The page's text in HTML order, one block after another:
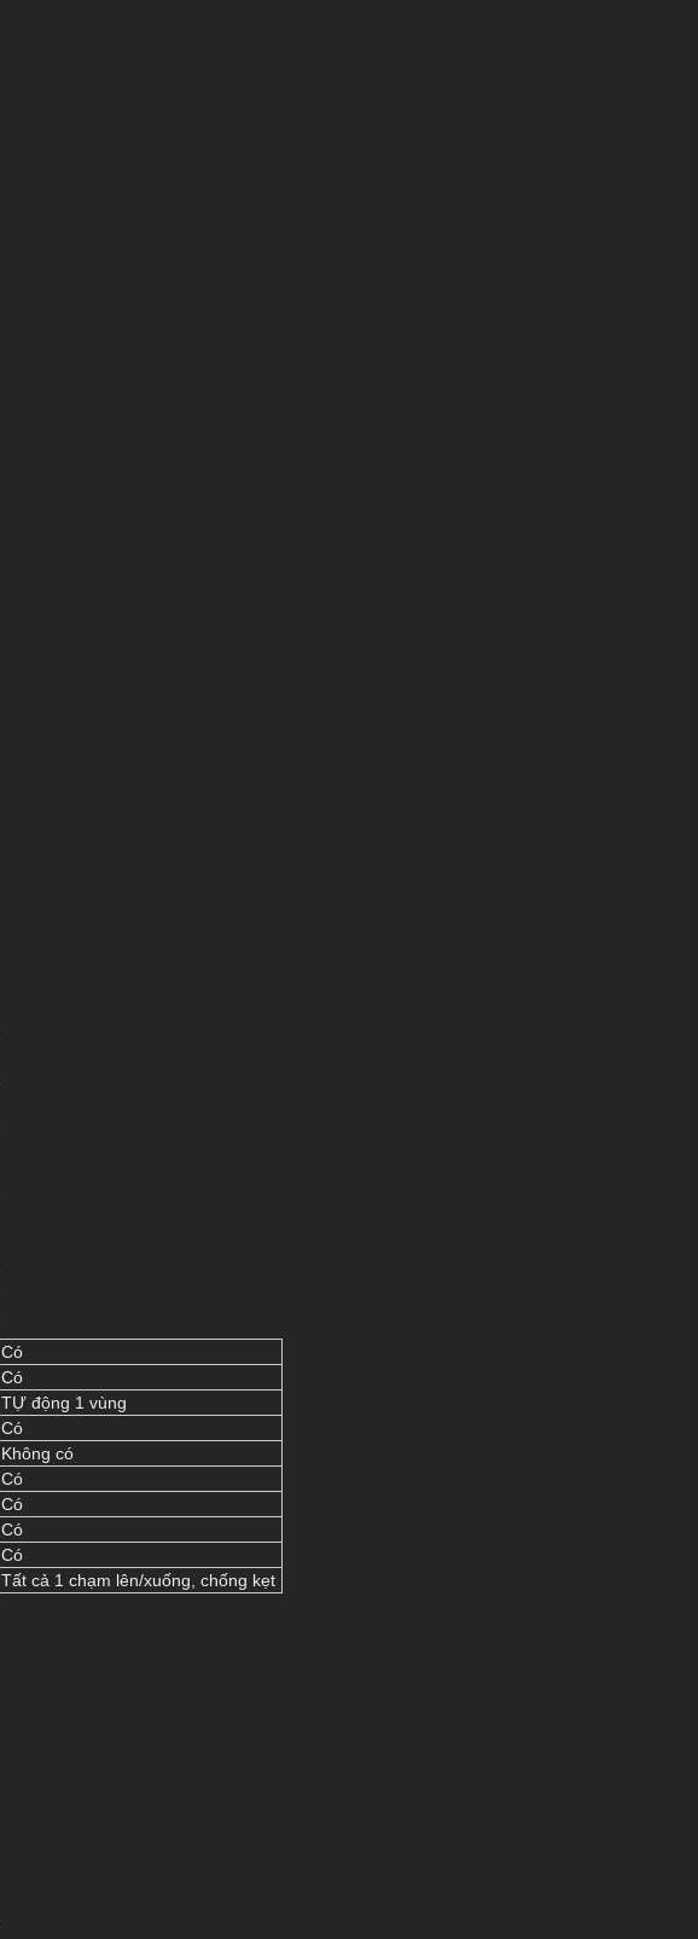
Có
Có
TỰ động 1 vùng
Có
Không có
Có
Có
Có
Có
Tất cả 1 chạm lên/xuống, chống kẹt